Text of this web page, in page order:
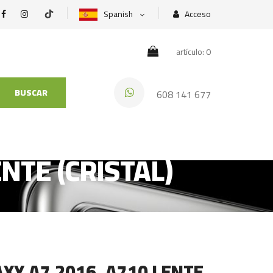
Spanish Acceso
artículo: 0
BUSCAR 608 141 677
(CRISTAL)